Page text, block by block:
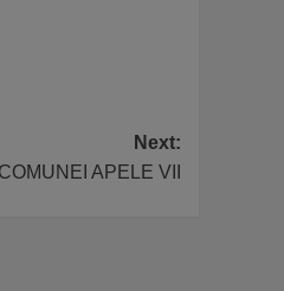
Next:
APELE VII